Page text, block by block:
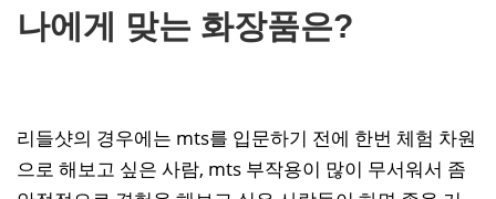
나에게 맞는 화장품은?
리들샷의 경우에는 mts를 입문하기 전에 한번 체험 차원
으로 해보고 싶은 사람, mts 부작용이 많이 무서워서 좀